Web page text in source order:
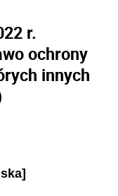
r.
ochrony
innych